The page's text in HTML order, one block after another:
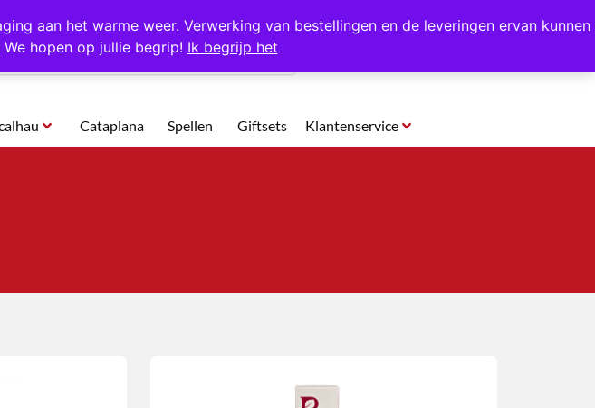
aan het warme weer. Verwerking van bestellingen en de leveringen ervan kunnen
hopen op jullie begrip! Ik begrijp het
op voorraad Gratis op te halen in Hansweert
Cataplana Spellen Giftsets Klantenservice